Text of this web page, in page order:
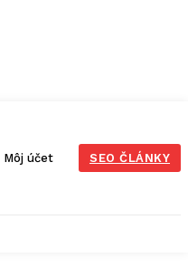
Môj účet SEO ČLÁNKY